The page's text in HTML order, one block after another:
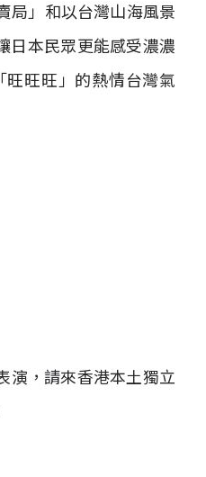
局」和以台灣山海風景
日本民眾更能感受濃濃
旺旺」的熱情台灣氣
演，請來香港本土獨立